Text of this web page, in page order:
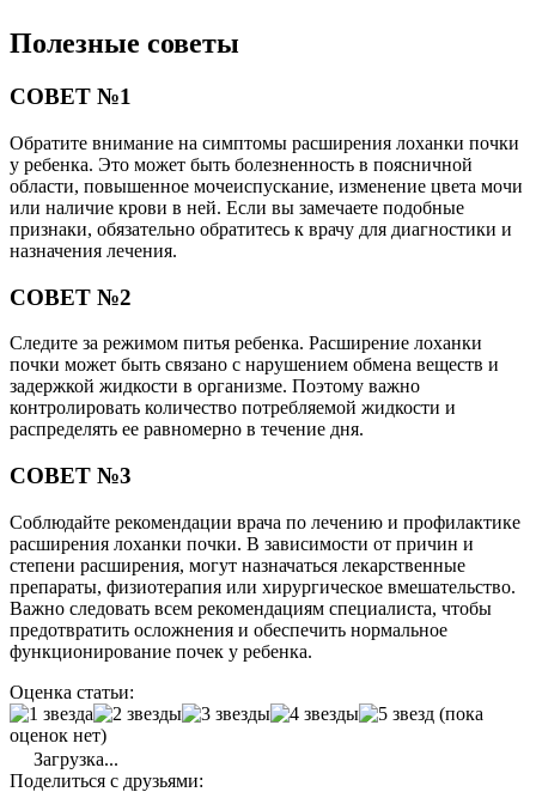
Полезные советы
СОВЕТ №1
Обратите внимание на симптомы расширения лоханки почки
у ребенка. Это может быть болезненность в поясничной
области, повышенное мочеиспускание, изменение цвета мочи
или наличие крови в ней. Если вы замечаете подобные
признаки, обязательно обратитесь к врачу для диагностики и
назначения лечения.
СОВЕТ №2
Следите за режимом питья ребенка. Расширение лоханки
почки может быть связано с нарушением обмена веществ и
задержкой жидкости в организме. Поэтому важно
контролировать количество потребляемой жидкости и
распределять ее равномерно в течение дня.
СОВЕТ №3
Соблюдайте рекомендации врача по лечению и профилактике
расширения лоханки почки. В зависимости от причин и
степени расширения, могут назначаться лекарственные
препараты, физиотерапия или хирургическое вмешательство.
Важно следовать всем рекомендациям специалиста, чтобы
предотвратить осложнения и обеспечить нормальное
функционирование почек у ребенка.
Оценка статьи:
(пока
оценок нет)
Загрузка...
Поделиться с друзьями: